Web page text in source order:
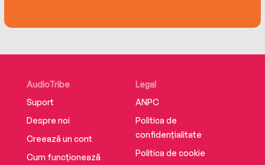
communications at sublight levels, there is no
and the strange artifact, Elena may be the only
one who can stop the fleet, and Ellis, and save
Earth. But for this mission there will be no
second chances — and no return.
AudioTribe
Suport
Despre noi
Creează un cont
Cum funcționează
Legal
ANPC
Politica de
confidențialitate
Politica de cookie